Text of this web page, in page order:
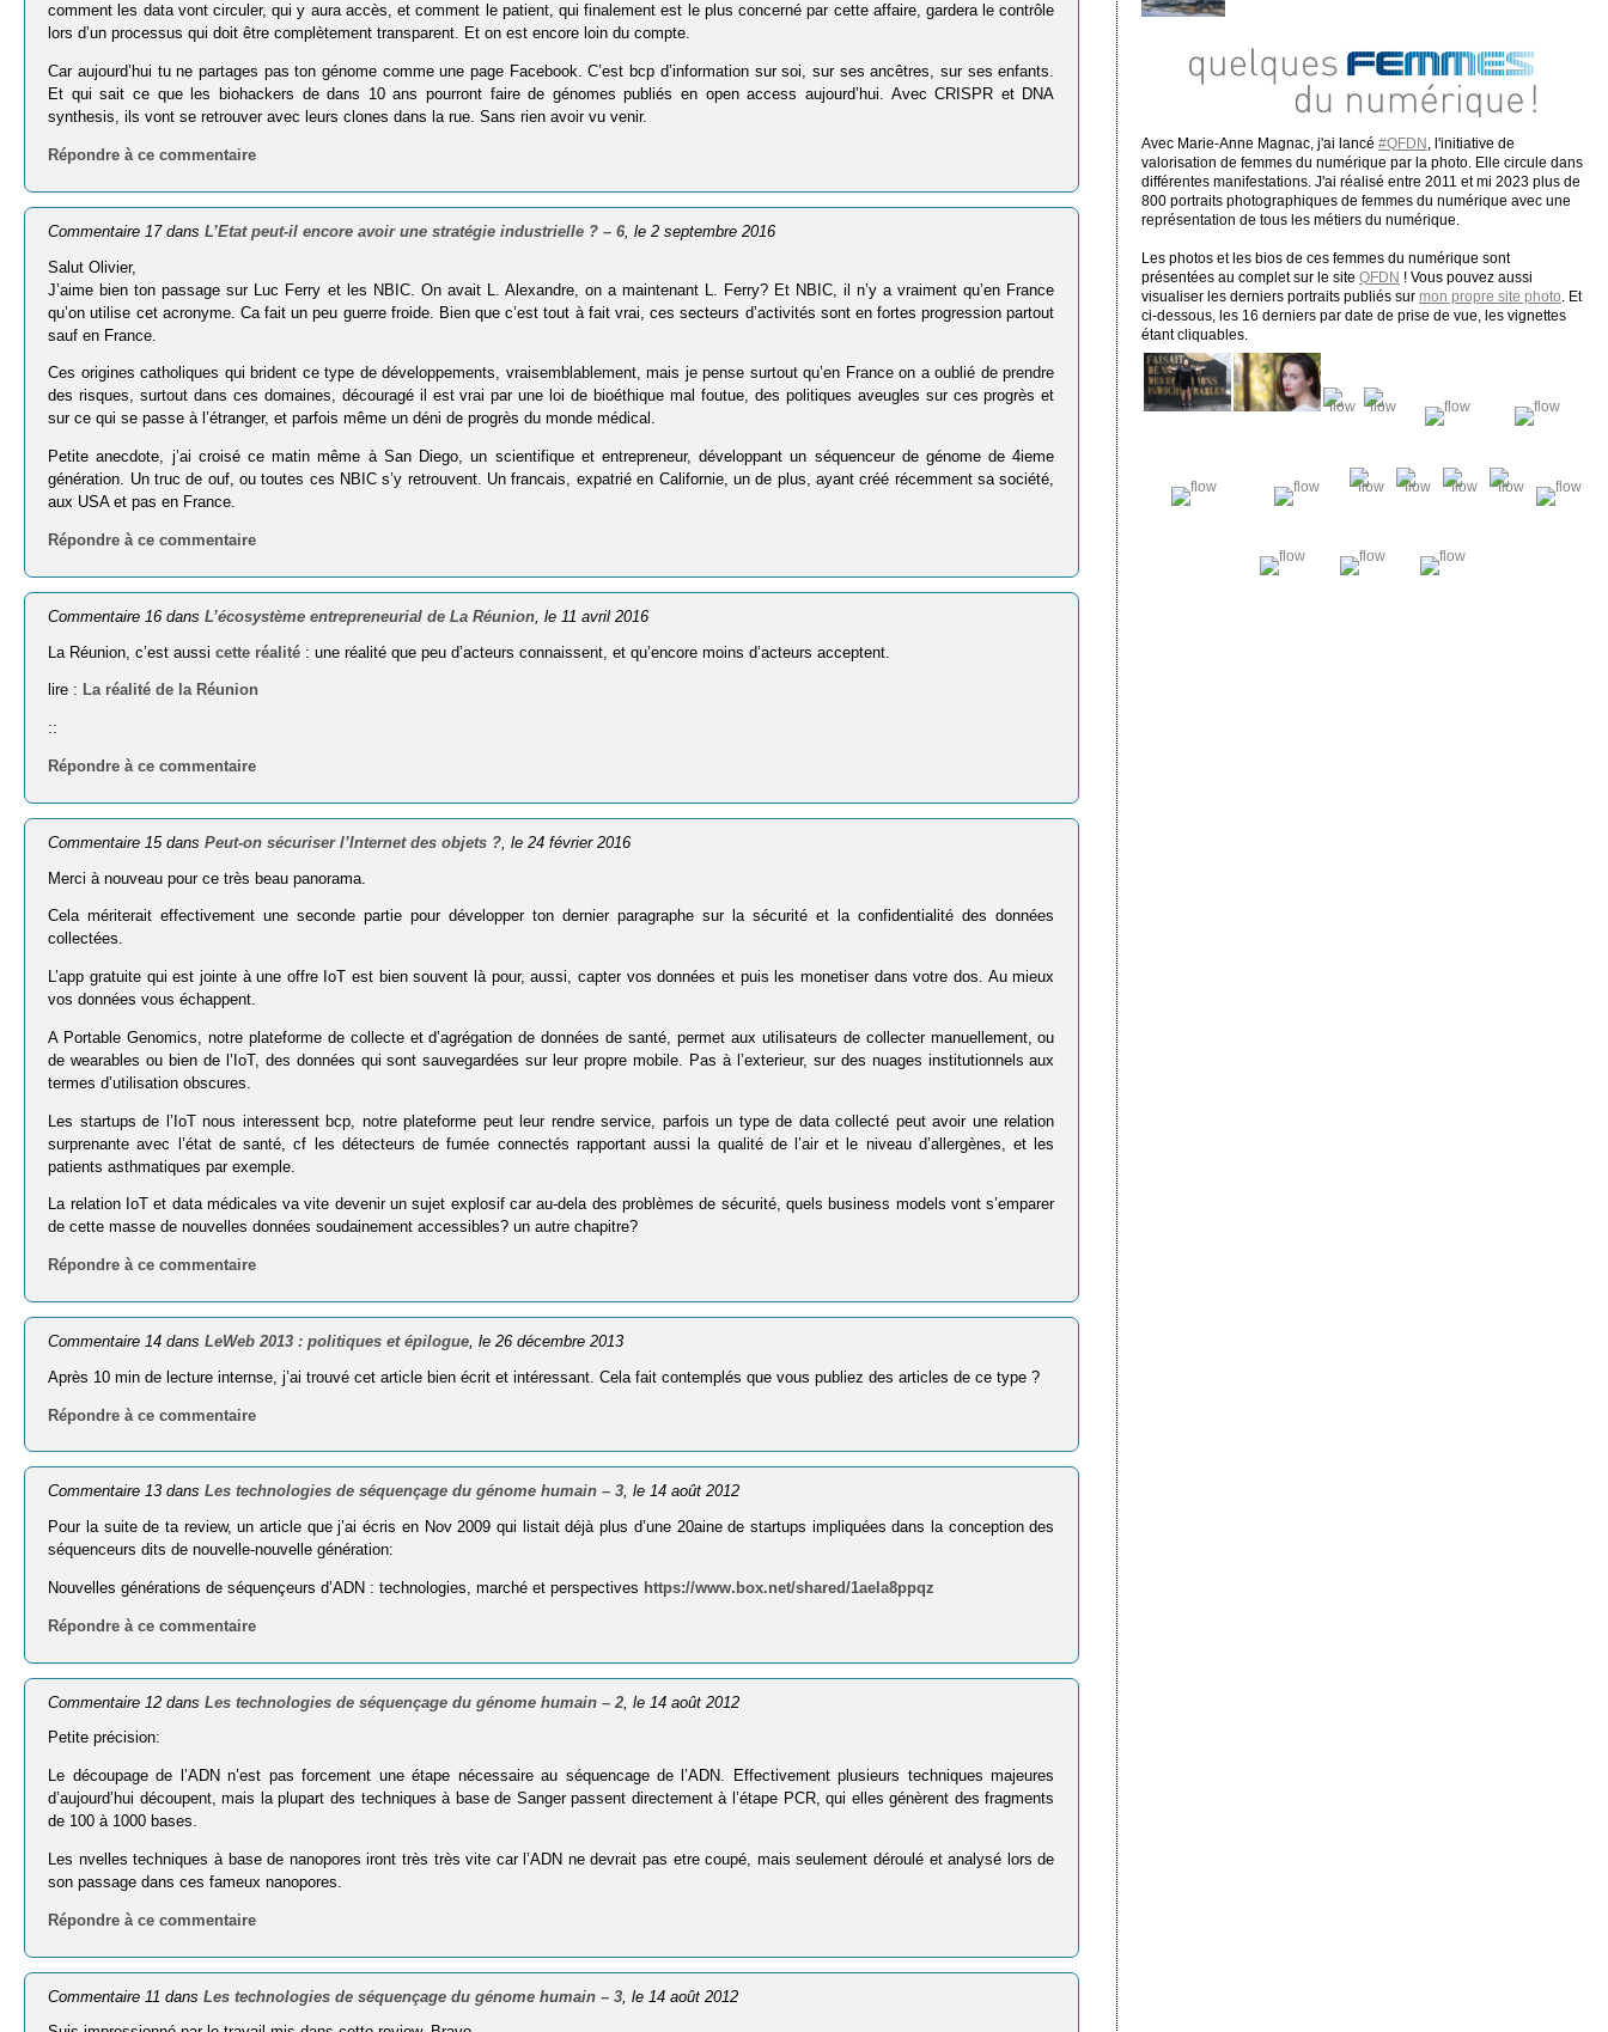
comment les data vont circuler, qui y aura accès, et comment le patient, qui finalement est le plus concerné par cette affaire, gardera le contrôle
lors d’un processus qui doit être complètement transparent. Et on est encore loin du compte.
Car aujourd’hui tu ne partages pas ton génome comme une page Facebook. C’est bcp d’information sur soi, sur ses ancêtres, sur ses enfants.
Et qui sait ce que les biohackers de dans 10 ans pourront faire de génomes publiés en open access aujourd’hui. Avec CRISPR et DNA
synthesis, ils vont se retrouver avec leurs clones dans la rue. Sans rien avoir vu venir.
Répondre à ce commentaire
Commentaire 17 dansL’Etat peut-il encore avoir une stratégie industrielle ? – 6 , le 2 septembre 2016
Salut Olivier,
J’aime bien ton passage sur Luc Ferry et les NBIC. On avait L. Alexandre, on a maintenant L. Ferry? Et NBIC, il n’y a vraiment qu’en France
qu’on utilise cet acronyme. Ca fait un peu guerre froide. Bien que c’est tout à fait vrai, ces secteurs d’activités sont en fortes progression partout
sauf en France.
Ces origines catholiques qui brident ce type de développements, vraisemblablement, mais je pense surtout qu’en France on a oublié de prendre
des risques, surtout dans ces domaines, découragé il est vrai par une loi de bioéthique mal foutue, des politiques aveugles sur ces progrès et
sur ce qui se passe à l’étranger, et parfois même un déni de progrès du monde médical.
Petite anecdote, j’ai croisé ce matin même à San Diego, un scientifique et entrepreneur, développant un séquenceur de génome de 4ieme
génération. Un truc de ouf, ou toutes ces NBIC s’y retrouvent. Un francais, expatrié en Californie, un de plus, ayant créé récemment sa société,
aux USA et pas en France.
Répondre à ce commentaire
Commentaire 16 dansL’écosystème entrepreneurial de La Réunion , le 11 avril 2016
La Réunion, c’est aussicette réalité : une réalité que peu d’acteurs connaissent, et qu’encore moins d’acteurs acceptent.
lire : La réalité de la Réunion
::
Répondre à ce commentaire
Commentaire 15 dansPeut-on sécuriser l’Internet des objets ? , le 24 février 2016
Merci à nouveau pour ce très beau panorama.
Cela mériterait effectivement une seconde partie pour développer ton dernier paragraphe sur la sécurité et la confidentialité des données
collectées.
L’app gratuite qui est jointe à une offre IoT est bien souvent là pour, aussi, capter vos données et puis les monetiser dans votre dos. Au mieux
vos données vous échappent.
A Portable Genomics, notre plateforme de collecte et d’agrégation de données de santé, permet aux utilisateurs de collecter manuellement, ou
de wearables ou bien de l’IoT, des données qui sont sauvegardées sur leur propre mobile. Pas à l’exterieur, sur des nuages institutionnels aux
termes d’utilisation obscures.
Les startups de l’IoT nous interessent bcp, notre plateforme peut leur rendre service, parfois un type de data collecté peut avoir une relation
surprenante avec l’état de santé, cf les détecteurs de fumée connectés rapportant aussi la qualité de l’air et le niveau d’allergènes, et les
patients asthmatiques par exemple.
La relation IoT et data médicales va vite devenir un sujet explosif car au-dela des problèmes de sécurité, quels business models vont s’emparer
de cette masse de nouvelles données soudainement accessibles? un autre chapitre?
Répondre à ce commentaire
Commentaire 14 dansLeWeb 2013 : politiques et épilogue, le 26 décembre 2013
Après 10 min de lecture internse, j’ai trouvé cet article bien écrit et intéressant. Cela fait contemplés que vous publiez des articles de ce type ?
Répondre à ce commentaire
Commentaire 13 dansLes technologies de séquençage du génome humain – 3, le 14 août 2012
Pour la suite de ta review, un article que j’ai écris en Nov 2009 qui listait déjà plus d’une 20aine de startups impliquées dans la conception des
séquenceurs dits de nouvelle-nouvelle génération:
Nouvelles générations de séquençeurs d’ADN : technologies, marché et perspectives https://www.box.net/shared/1aela8ppqz
Répondre à ce commentaire
Commentaire 12 dansLes technologies de séquençage du génome humain – 2 , le 14 août 2012
Petite précision:
Le découpage de l’ADN n’est pas forcement une étape nécessaire au séquencage de l’ADN. Effectivement plusieurs techniques majeures
d’aujourd’hui découpent, mais la plupart des techniques à base de Sanger passent directement à l’étape PCR, qui elles génèrent des fragments
de 100 à 1000 bases.
Les nvelles techniques à base de nanopores iront très très vite car l’ADN ne devrait pas etre coupé, mais seulement déroulé et analysé lors de
son passage dans ces fameux nanopores.
Répondre à ce commentaire
Commentaire 11 dansLes technologies de séquençage du génome humain – 3 , le 14 août 2012
Avec Marie-Anne Magnac, j'ai lancé #QFDN
, l'initiative de
valorisation de femmes du numérique par la photo. Elle circule dans
différentes manifestations. J'ai réalisé entre 2011 et mi 2023 plus de
800 portraits photographiques de femmes du numérique avec une
représentation de tous les métiers du numérique.
Les photos et les bios de ces femmes du numérique sont
présentées au complet sur le site QFDN ! Vous pouvez aussi
visualiser les derniers portraits publiés sur mon propre site photo . Et
ci-dessous, les 16 derniers par date de prise de vue, les vignettes
étant cliquables.